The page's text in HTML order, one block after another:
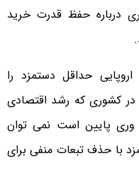
درباره حفظ قدرت خرید
حداقل دستمزد را
در کشوری که رشد اقتصادی
وری پایین است نمی توان
دستمزد با حذف تبعات منفی برای